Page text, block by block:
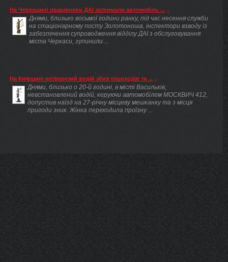
На Черкащині працівники ДАІ затримали автомобіль ...
Днями, близько восьмої години ранку, під час несення служби
на стаціонарному посту Золотоноша, інспектори взводу із
забезпечення супроводження відділу ДАІ з обслуговування
міста Черкаси, зупинили ...
На Київщині нетверезий водій збив пішоходів та ...
Днями, близько о 20-й годині, в місті Васильків,
невстановлений водій, керуючи автомобілем МОСКВИЧ 412,
допустив наїзд на 27-річну місцеву мешканку та з місця
пригоди зник. Жінка переходила проїзну ...